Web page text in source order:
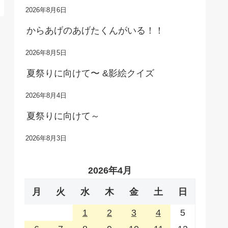
2026年8月6日
からあげのあげたくんがいる！！
2026年8月5日
夏祭りに向けて〜 &影絵クイズ
2026年8月4日
夏祭りに向けて～
2026年8月3日
2026年4月
月 火 水 木 金 土 日
1 2 3 4
5